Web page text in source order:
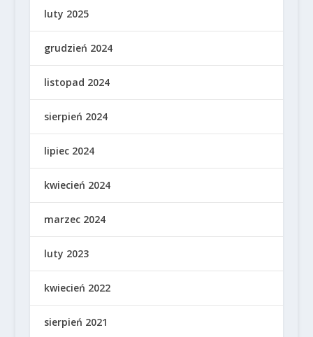
luty 2025
grudzień 2024
listopad 2024
sierpień 2024
lipiec 2024
kwiecień 2024
marzec 2024
luty 2023
kwiecień 2022
sierpień 2021